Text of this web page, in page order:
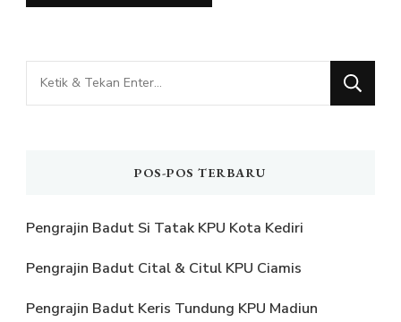
Mencari
Sesuatu?
POS-POS TERBARU
Pengrajin Badut Si Tatak KPU Kota Kediri
Pengrajin Badut Cital & Citul KPU Ciamis
Pengrajin Badut Keris Tundung KPU Madiun